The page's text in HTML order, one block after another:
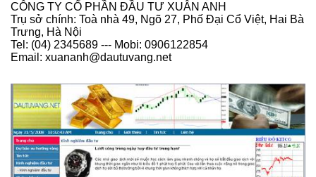
CÔNG TY CỔ PHẦN ĐẦU TƯ XUÂN ANH
Trụ sở chính: Toà nhà 49, Ngõ 27, Phố Đại Cổ Việt, Hai Bà
Trưng, Hà Nội
Tel: (04) 2345689 --- Mobi: 0906122854
Email: xuananh@dautuvang.net